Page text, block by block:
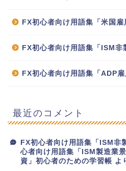
FX初心者向け用語集「米国雇
FX初心者向け用語集「ISM非
FX初心者向け用語集「ADP雇
最近のコメント
FX初心者向け用語集「ISM非
心者向け用語集「ISM製造業
資」初心者のための学習帳 よ